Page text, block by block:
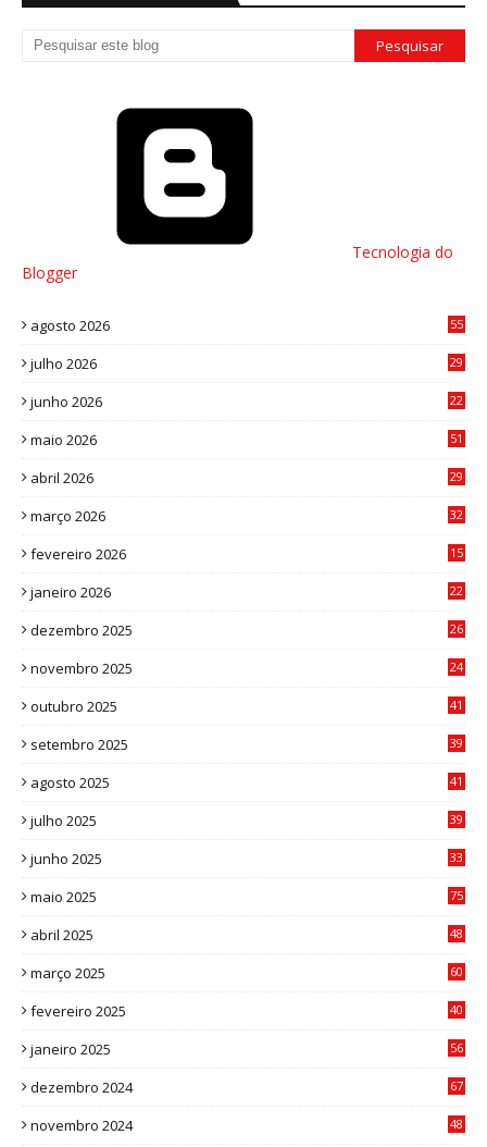
Tecnologia do
Blogger
agosto 2026 55
julho 2026
29
junho 2026
22
maio 2026
51
abril 2026
29
março 2026
32
fevereiro 2026
15
janeiro 2026
22
dezembro 2025
26
novembro 2025
24
outubro 2025
41
setembro 2025
39
agosto 2025
41
julho 2025
39
junho 2025
33
maio 2025 75
abril 2025
48
março 2025
60
fevereiro 2025
40
janeiro 2025
56
dezembro 2024
67
novembro 2024
48